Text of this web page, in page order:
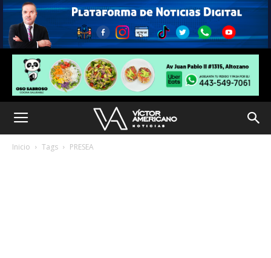
Inicio Tags PRESEA